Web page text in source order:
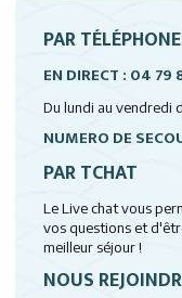
PAR TÉLÉPHONE
EN DIRECT : 04 79
Du lundi au vendredi
NUMERO DE
PAR TCHAT
Le Live chat vous
vos questions et
meilleur séjour !
NOUS